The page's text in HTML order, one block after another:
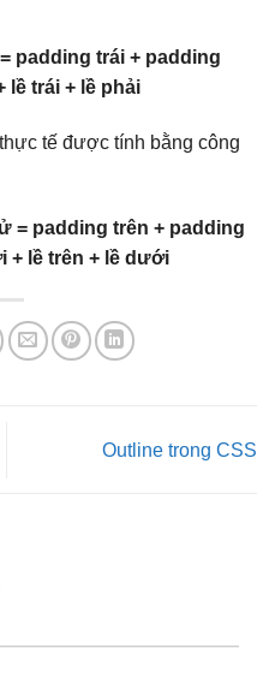
padding trái + padding
lề trái + lề phải
tế được tính bằng công
= padding trên + padding
+ lề trên + lề dưới
Outline trong CSS